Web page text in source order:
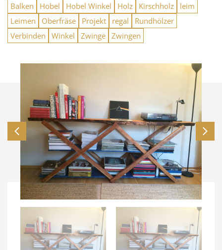
Balken Hobel Hobel Winkel Holz Kirschholz
leim
Leimen
Oberfräse Projekt regal
Rundhölzer
Verbinden
Winkel Zwinge Zwingen